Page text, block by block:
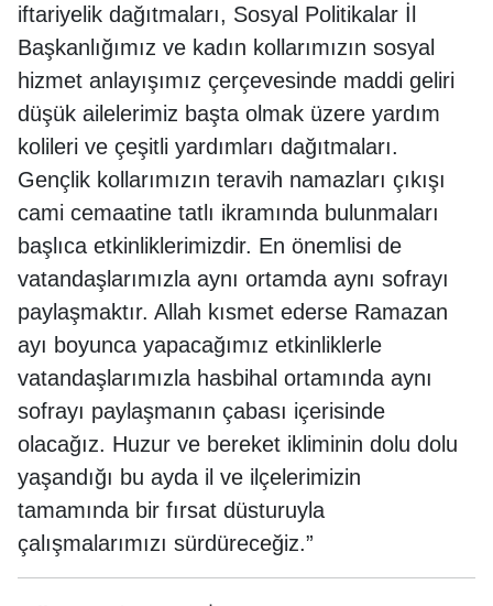
iftariyelik dağıtmaları, Sosyal Politikalar İl
Başkanlığımız ve kadın kollarımızın sosyal
hizmet anlayışımız çerçevesinde maddi geliri
düşük ailelerimiz başta olmak üzere yardım
kolileri ve çeşitli yardımları dağıtmaları.
Gençlik kollarımızın teravih namazları çıkışı
cami cemaatine tatlı ikramında bulunmaları
başlıca etkinliklerimizdir. En önemlisi de
vatandaşlarımızla aynı ortamda aynı sofrayı
paylaşmaktır. Allah kısmet ederse Ramazan
ayı boyunca yapacağımız etkinliklerle
vatandaşlarımızla hasbihal ortamında aynı
sofrayı paylaşmanın çabası içerisinde
olacağız. Huzur ve bereket ikliminin dolu dolu
yaşandığı bu ayda il ve ilçelerimizin
tamamında bir fırsat düsturuyla
çalışmalarımızı sürdüreceğiz.”